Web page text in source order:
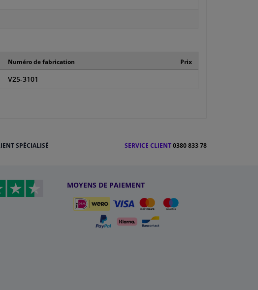
Numéro de fabrication Prix
V25-3101
SPÉCIALISÉ SERVICE CLIENT0380 833 78
MOYENS DE PAIEMENT